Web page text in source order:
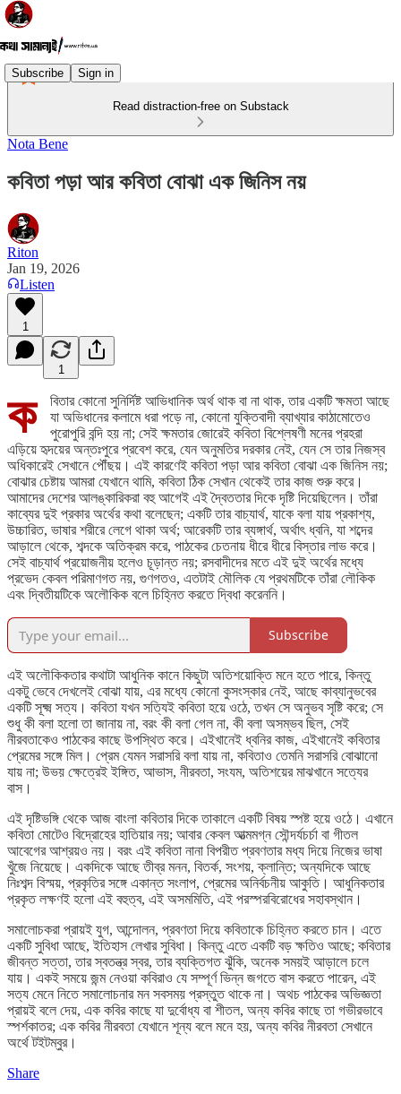
Subscribe Sign in
Read distraction-free on Substack
Nota Bene
কবিতা পড়া আর কবিতা বোঝা এক জিনিস নয়
Riton
Jan 19, 2026
Listen
1
1
ক
বিতার কোনো সুনির্দিষ্ট আভিধানিক অর্থ থাক বা না থাক, তার একটি ক্ষমতা আছে
যা অভিধানের কলামে ধরা পড়ে না, কোনো যুক্তিবাদী ব্যাখ্যার কাঠামোতেও
পুরোপুরি বন্দি হয় না; সেই ক্ষমতার জোরেই কবিতা বিশ্লেষণী মনের প্রহরা
এড়িয়ে হৃদয়ের অন্তঃপুরে প্রবেশ করে, যেন অনুমতির দরকার নেই, যেন সে তার নিজস্ব
অধিকারেই সেখানে পৌঁছয়। এই কারণেই কবিতা পড়া আর কবিতা বোঝা এক জিনিস নয়;
বোঝার চেষ্টায় আমরা যেখানে থামি, কবিতা ঠিক সেখান থেকেই তার কাজ শুরু করে।
আমাদের দেশের আলঙ্কারিকরা বহু আগেই এই দ্বৈততার দিকে দৃষ্টি দিয়েছিলেন। তাঁরা
কাব্যের দুই প্রকার অর্থের কথা বলেছেন; একটি তার বাচ্যার্থ, যাকে বলা যায় প্রকাশ্য,
উচ্চারিত, ভাষার শরীরে লেগে থাকা অর্থ; আরেকটি তার ব্যঙ্গার্থ, অর্থাৎ ধ্বনি, যা শব্দের
আড়ালে থেকে, শব্দকে অতিক্রম করে, পাঠকের চেতনায় ধীরে ধীরে বিস্তার লাভ করে।
সেই বাচ্যার্থ প্রয়োজনীয় হলেও চূড়ান্ত নয়; রসবাদীদের মতে এই দুই অর্থের মধ্যে
প্রভেদ কেবল পরিমাণগত নয়, গুণগতও, এতটাই মৌলিক যে প্রথমটিকে তাঁরা লৌকিক
এবং দ্বিতীয়টিকে অলৌকিক বলে চিহ্নিত করতে দ্বিধা করেননি।
Subscribe
এই অলৌকিকতার কথাটা আধুনিক কানে কিছুটা অতিশয়োক্তি মনে হতে পারে, কিন্তু
একটু ভেবে দেখলেই বোঝা যায়, এর মধ্যে কোনো কুসংস্কার নেই, আছে কাব্যানুভবের
একটি সূক্ষ্ম সত্য। কবিতা যখন সত্যিই কবিতা হয়ে ওঠে, তখন সে অনুভব সৃষ্টি করে; সে
শুধু কী বলা হলো তা জানায় না, বরং কী বলা গেল না, কী বলা অসম্ভব ছিল, সেই
নীরবতাকেও পাঠকের কাছে উপস্থিত করে। এইখানেই ধ্বনির কাজ, এইখানেই কবিতার
প্রেমের সঙ্গে মিল। প্রেম যেমন সরাসরি বলা যায় না, কবিতাও তেমনি সরাসরি বোঝানো
যায় না; উভয় ক্ষেত্রেই ইঙ্গিত, আভাস, নীরবতা, সংযম, অতিশয়ের মাঝখানে সত্যের
বাস।
এই দৃষ্টিভঙ্গি থেকে আজ বাংলা কবিতার দিকে তাকালে একটি বিষয় স্পষ্ট হয়ে ওঠে। এখানে
কবিতা মোটেও বিদ্রোহের হাতিয়ার নয়; আবার কেবল আত্মমগ্ন সৌন্দর্যচর্চা বা গীতল
আবেগের আশ্রয়ও নয়। বরং এই কবিতা নানা বিপরীত প্রবণতার মধ্য দিয়ে নিজের ভাষা
খুঁজে নিয়েছে। একদিকে আছে তীব্র মনন, বিতর্ক, সংশয়, ক্লান্তি; অন্যদিকে আছে
নিঃশব্দ বিস্ময়, প্রকৃতির সঙ্গে একান্ত সংলাপ, প্রেমের অনির্বচনীয় আকুতি। আধুনিকতার
প্রকৃত লক্ষণই হলো এই বহুত্ব, এই অসমমিতি, এই পরস্পরবিরোধের সহাবস্থান।
সমালোচকরা প্রায়ই যুগ, আন্দোলন, প্রবণতা দিয়ে কবিতাকে চিহ্নিত করতে চান। এতে
একটি সুবিধা আছে, ইতিহাস লেখার সুবিধা। কিন্তু এতে একটি বড় ক্ষতিও আছে; কবিতার
জীবন্ত সত্তা, তার স্বতন্ত্র স্বর, তার ব্যক্তিগত ঝুঁকি, অনেক সময়ই আড়ালে চলে
যায়। একই সময়ে জন্ম নেওয়া কবিরাও যে সম্পূর্ণ ভিন্ন জগতে বাস করতে পারেন, এই
সত্য মেনে নিতে সমালোচনার মন সবসময় প্রস্তুত থাকে না। অথচ পাঠকের অভিজ্ঞতা
প্রায়ই বলে দেয়, এক কবির কাছে যা দুর্বোধ্য বা শীতল, অন্য কবির কাছে তা গভীরভাবে
স্পর্শকাতর; এক কবির নীরবতা যেখানে শূন্য বলে মনে হয়, অন্য কবির নীরবতা সেখানে
অর্থে টইটম্বুর।
Share